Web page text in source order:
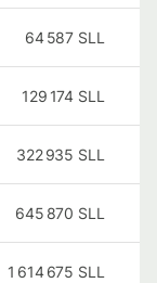
64 587 SLL
129 174 SLL
322 935 SLL
645 870 SLL
1 614 675 SLL